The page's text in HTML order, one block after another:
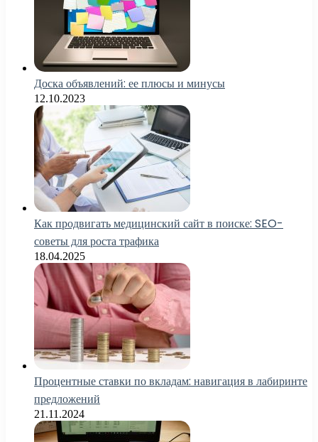
Доска объявлений: ее плюсы и минусы
12.10.2023
Как продвигать медицинский сайт в поиске: SEO-
советы для роста трафика
18.04.2025
Процентные ставки по вкладам: навигация в лабиринте
предложений
21.11.2024